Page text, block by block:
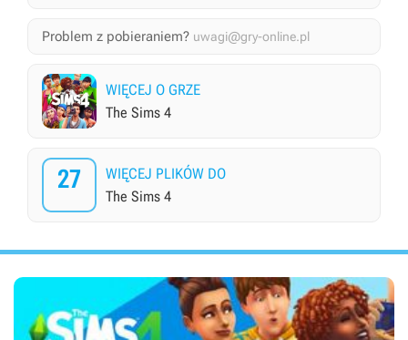
Problem z pobieraniem? uwagi@gry-online.pl
WIĘCEJ O GRZE
The Sims 4
27
WIĘCEJ PLIKÓW DO
The Sims 4